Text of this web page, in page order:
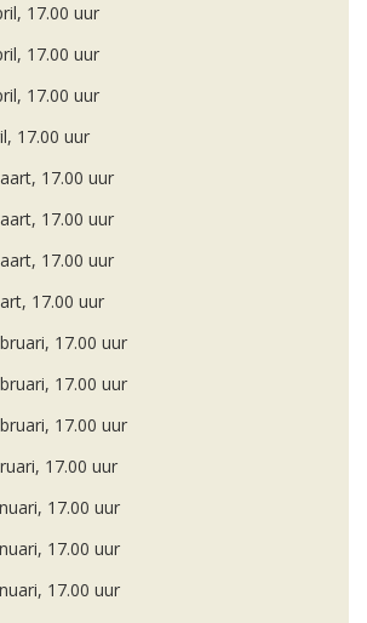
17.00 uur
17.00 uur
17.00 uur
17.00 uur
17.00 uur
17.00 uur
17.00 uur
17.00 uur
17.00 uur
17.00 uur
17.00 uur
17.00 uur
17.00 uur
17.00 uur
17.00 uur